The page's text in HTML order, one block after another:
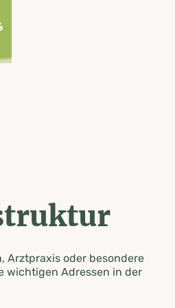
Arztpraxis oder besondere
wichtigen Adressen in der